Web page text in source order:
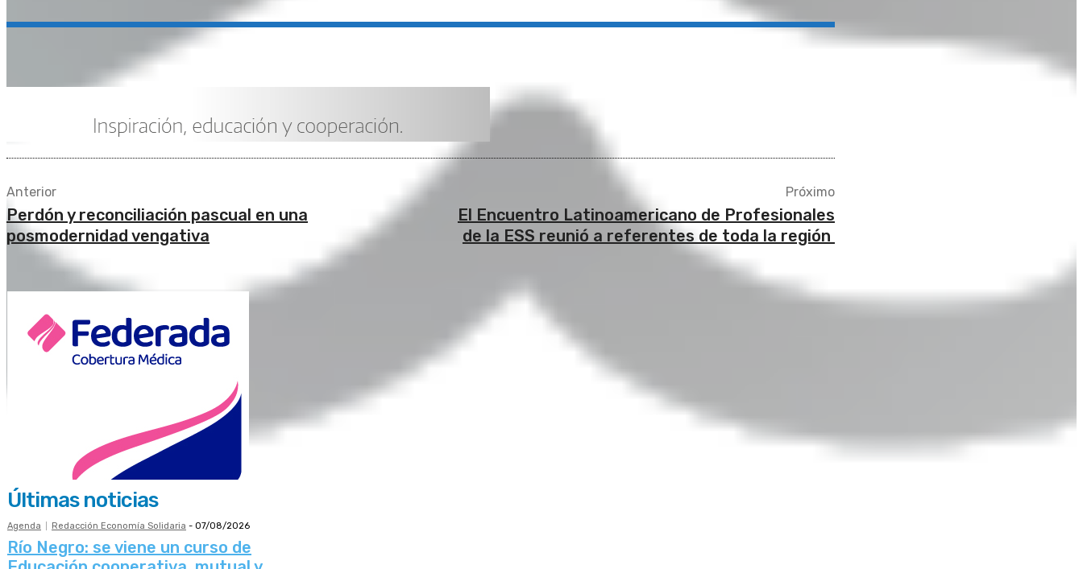
Anterior
Perdón y reconciliación pascual en una
posmodernidad vengativa
Próximo
El Encuentro Latinoamericano de Profesionales
de la ESS reunió a referentes de toda la región
Últimas noticias
Agenda Redacción Economía Solidaria - 07/08/2026
Río Negro: se viene un curso de